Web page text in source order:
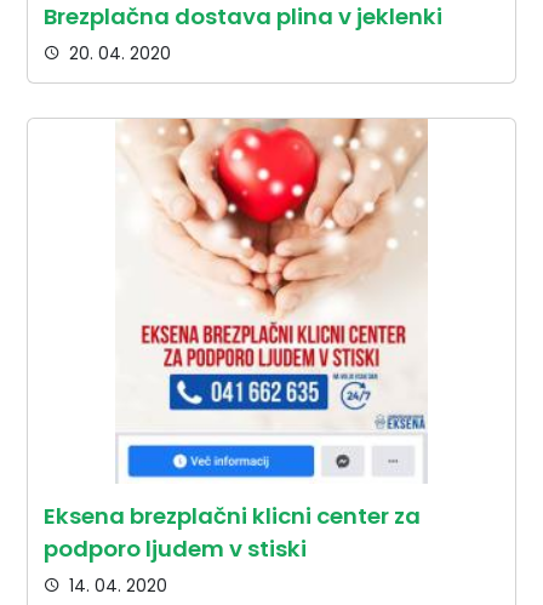
Brezplačna dostava plina v jeklenki
20. 04. 2020
Eksena brezplačni klicni center za
podporo ljudem v stiski
14. 04. 2020